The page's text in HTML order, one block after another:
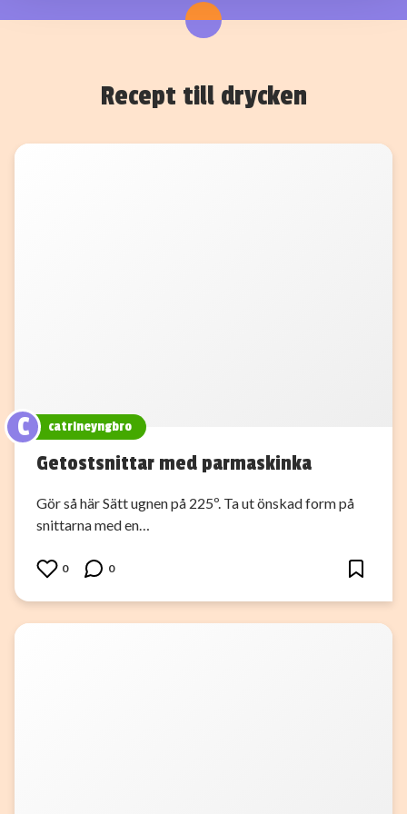
Recept till drycken
C catrineyngbro
Getostsnittar med parmaskinka
Gör så här Sätt ugnen på 225º. Ta ut önskad form på
snittarna med en…
0 0